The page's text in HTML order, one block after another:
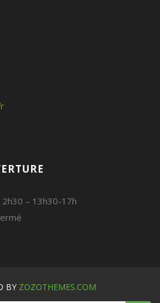
– 13h30-17h
BY ZOZOTHEMES.COM